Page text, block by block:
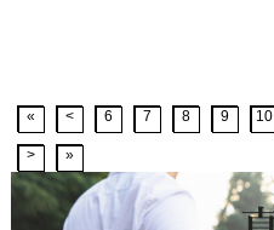
« < 6 7 8 9 10
> »